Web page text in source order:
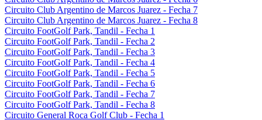
Circuito Club Argentino de Marcos Juarez - Fecha 7
Circuito Club Argentino de Marcos Juarez - Fecha 8
Circuito FootGolf Park, Tandil - Fecha 1
Circuito FootGolf Park, Tandil - Fecha 2
Circuito FootGolf Park, Tandil - Fecha 3
Circuito FootGolf Park, Tandil - Fecha 4
Circuito FootGolf Park, Tandil - Fecha 5
Circuito FootGolf Park, Tandil - Fecha 6
Circuito FootGolf Park, Tandil - Fecha 7
Circuito FootGolf Park, Tandil - Fecha 8
Circuito General Roca Golf Club - Fecha 1